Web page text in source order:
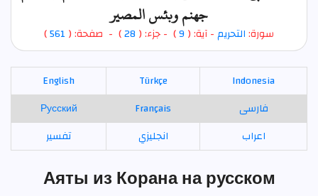
جهنم وبئس المصير
سورة:التحريم- آية: (9
) - جزء: ( 28) - صفحة: ( 561
)
English Türkçe
Indonesia
Русский
Français
فارسی
تفسير
انجليزي اعراب
Аяты из Корана на русском